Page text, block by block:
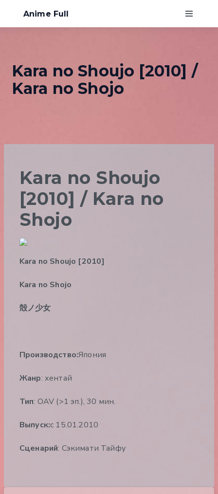
Anime Full
Хентай
Kara no Shoujo [2010] /
Kara no Shojo
Kara no Shoujo
[2010] / Kara no
Shojo
Kara no Shoujo [2010]
Kara no Shojo
殻ノ少女
Производство:Япония
Жанр: хентай
Тип: OAV (>1 эп.), 30 мин.
Выпуск:c 15.01.2010
Сценарий: Сэкимати Тайфу